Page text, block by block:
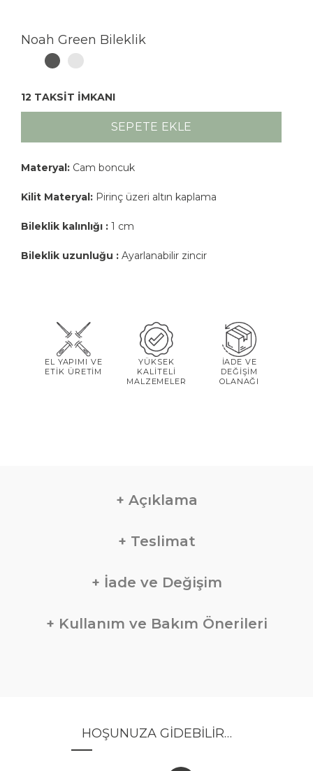
Noah Green Bileklik
12 TAKSİT İMKANI
SEPETE EKLE
Materyal: Cam boncuk
Kilit Materyal: Pirinç üzeri altın kaplama
Bileklik kalınlığı : 1 cm
Bileklik uzunluğu : Ayarlanabilir zincir
EL YAPIMI VE
ETİK ÜRETİM
YÜKSEK
KALİTELİ
MALZEMELER
İADE VE
DEĞİŞİM
OLANAĞI
Açıklama
Teslimat
İade ve Değişim
Kullanım ve Bakım Önerileri
HOŞUNUZA GIDEBILIR…